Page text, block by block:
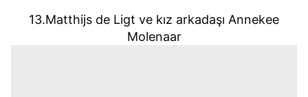
13.Matthijs de Ligt ve kız arkadaşı Annekee
Molenaar